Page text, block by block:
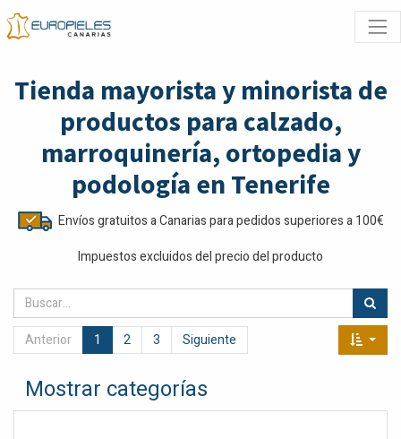
Tienda mayorista y minorista de
productos para calzado,
marroquinería, ortopedia y
podología en Tenerife
Envíos gratuitos a Canarias para pedidos superiores a 100€
Impuestos excluidos del precio del producto
Anterior 1 2 3 Siguiente
Mostrar categorías